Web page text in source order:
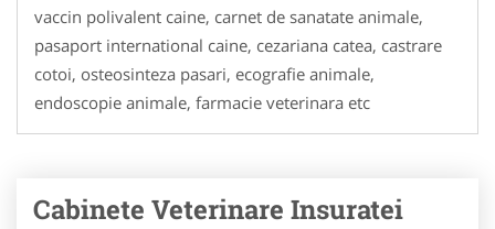
vaccin polivalent caine, carnet de sanatate animale,
pasaport international caine, cezariana catea, castrare
cotoi, osteosinteza pasari, ecografie animale,
endoscopie animale, farmacie veterinara etc
Cabinete Veterinare Insuratei